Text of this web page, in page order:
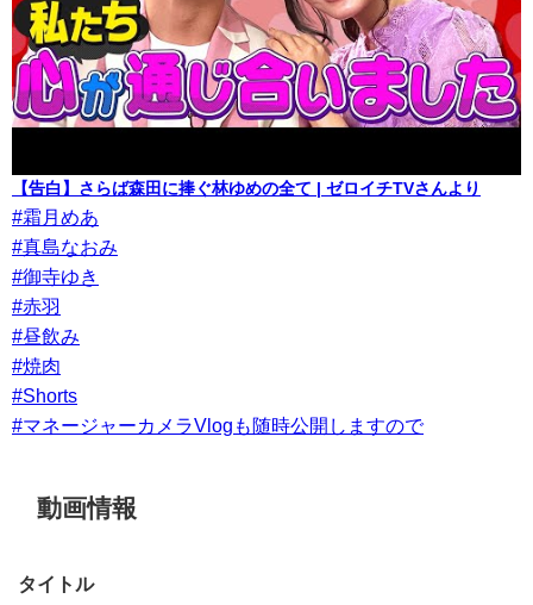
【告白】さらば森田に捧ぐ林ゆめの全て | ゼロイチTVさんより
#霜月めあ
#真島なおみ
#御寺ゆき
#赤羽
#昼飲み
#焼肉
#Shorts
#マネージャーカメラVlogも随時公開しますので
動画情報
タイトル